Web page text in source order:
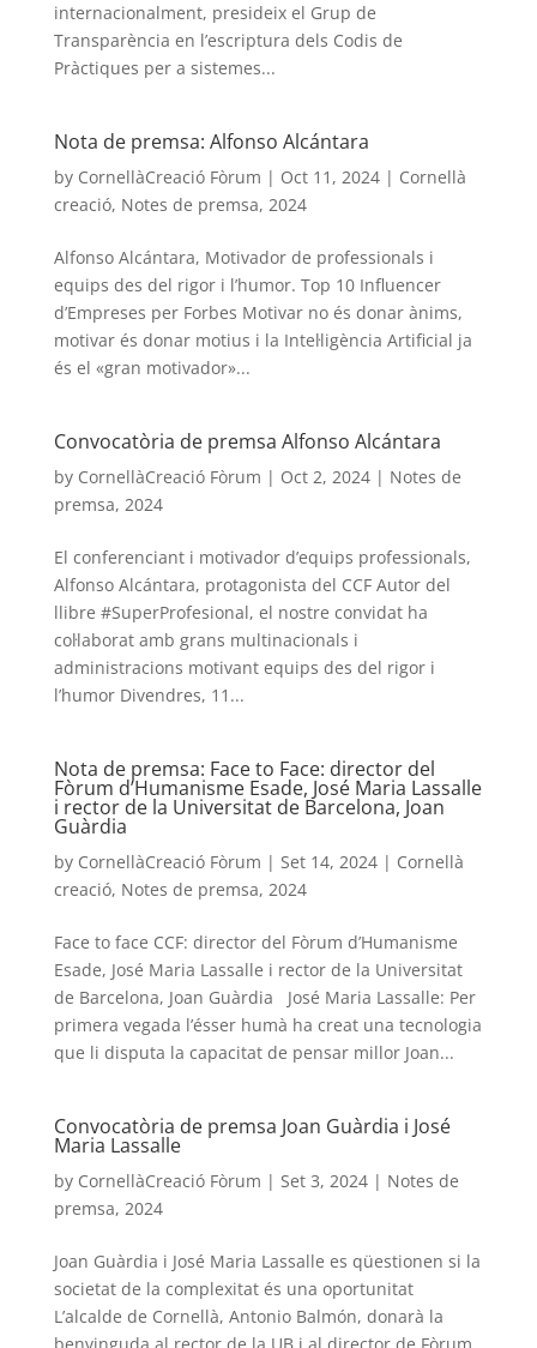
internacionalment, presideix el Grup de
Transparència en l’escriptura dels Codis de
Pràctiques per a sistemes...
Nota de premsa: Alfonso Alcántara
by CornellàCreació Fòrum | Oct 11, 2024| Cornellà
creació, Notes de premsa, 2024
Alfonso Alcántara, Motivador de professionals i
equips des del rigor i l’humor. Top 10 Influencer
d’Empreses per Forbes Motivar no és donar ànims,
motivar és donar motius i la Intel·ligència Artificial ja
és el «gran motivador»...
Convocatòria de premsa Alfonso Alcántara
by CornellàCreació Fòrum | Oct 2, 2024| Notes de
premsa, 2024
El conferenciant i motivador d’equips professionals,
Alfonso Alcántara, protagonista del CCF Autor del
llibre #SuperProfesional, el nostre convidat ha
col·laborat amb grans multinacionals i
administracions motivant equips des del rigor i
l’humor Divendres, 11...
Nota de premsa: Face to Face: director del
Fòrum d’Humanisme Esade, José Maria Lassalle
i rector de la Universitat de Barcelona, Joan
Guàrdia
by CornellàCreació Fòrum | Set 14, 2024| Cornellà
creació, Notes de premsa, 2024
Face to face CCF: director del Fòrum d’Humanisme
Esade, José Maria Lassalle i rector de la Universitat
de Barcelona, Joan Guàrdia José Maria Lassalle: Per
primera vegada l’ésser humà ha creat una tecnologia
que li disputa la capacitat de pensar millor Joan...
Convocatòria de premsa Joan Guàrdia i José
Maria Lassalle
by CornellàCreació Fòrum | Set 3, 2024| Notes de
premsa, 2024
Joan Guàrdia i José Maria Lassalle es qüestionen si la
societat de la complexitat és una oportunitat
L’alcalde de Cornellà, Antonio Balmón, donarà la